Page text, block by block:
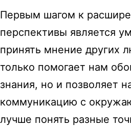
Первым шагом к
перспективы является
принять мнение других
только помогает нам
знания, но и позволяет
коммуникацию с
лучше понять разные